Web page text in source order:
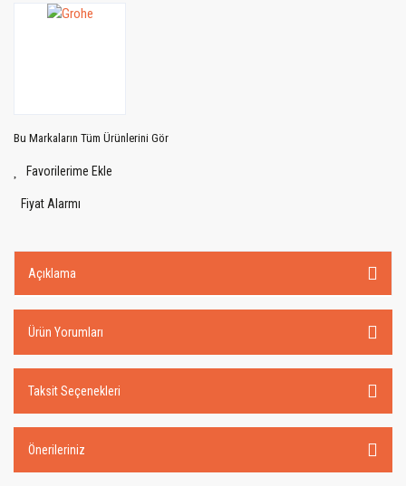
Bu Markaların Tüm Ürünlerini Gör
Fiyat Alarmı
Açıklama
Ürün Yorumları
Taksit Seçenekleri
Önerileriniz